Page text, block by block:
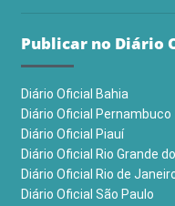
Publicar no Diário
Diário Oficial Bahia
Diário Oficial Pernambuco
Diário Oficial Piauí
Diário Oficial Rio Grande
Diário Oficial Rio de
Diário Oficial São Paulo